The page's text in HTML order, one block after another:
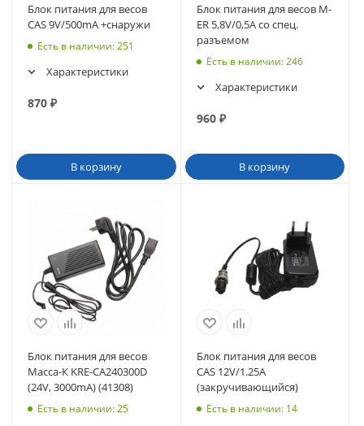
Блок питания для весов
CAS 9V/500mA +снаружи
Есть в наличии: 251
Характеристики
870 ₽
В корзину
Блок питания для весов M-
ER 5,8V/0,5A со спец.
разъемом
Есть в наличии: 246
Характеристики
960₽
В корзину
Блок питания для весов
Масса-К KRE-CA240300D
(24V, 3000mA) (41308)
Есть в наличии: 25
Блок питания для весов
CAS 12V/1.25A
(закручивающийся)
Есть в наличии: 14